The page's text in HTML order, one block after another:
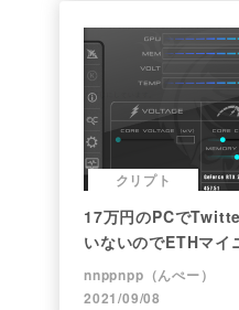
クリプト
17万円のPCで
いないのでETHマイ
nnppnpp（んぺー）
2021/09/08